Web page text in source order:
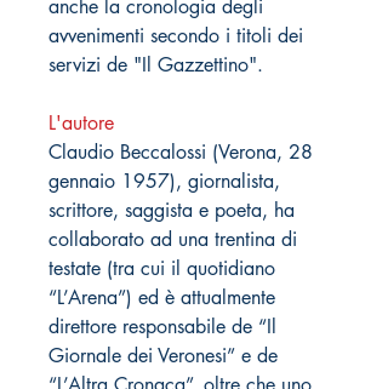
anche la cronologia degli
avvenimenti secondo i titoli dei
servizi de "Il Gazzettino".
L'autore
Claudio Beccalossi (Verona, 28
gennaio 1957), giornalista,
scrittore, saggista e poeta, ha
collaborato ad una trentina di
testate (tra cui il quotidiano
“L’Arena”) ed è attualmente
direttore responsabile de “Il
Giornale dei Veronesi” e de